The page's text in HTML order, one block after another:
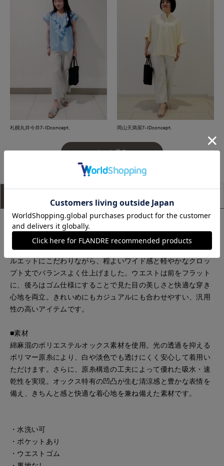
札幌丸井今井7-IDconcept. 岡山天満屋7-IDconcept.
もっと見る
■デザイン
綿麻混のポリエステル素材を使用し、白や淡色でも透けにくく
安心して着用いただけるクロップトパンツ。すっきりとしたシ
ルエットにこだわりながら、程よいワイド感と軽やかなクロッ
プト丈でバランスよく仕上げました。ウエストは前をフラット
に、後ろはゴム仕様にすることで見た目の美しさと快適な穿き
心地を両立。きれいめにもカジュアルにも合わせやすい、汎用
性の高いアイテムです。
■素材
綿麻混のポリエステルオックス素材を使用。光の透過を抑える
ポリマー原糸により、白や淡色でも透けにくく安心して着用い
ただけます。さらに、原糸構造の工夫によって優れた吸水・速
乾性を実現。オックス特有の凹凸が生む清涼感と豊かな表情を
備え、きちんと感と快適な着心地を兼ね備えた素材です。
・水洗い可
・ポケットあり
・ウエストゴム